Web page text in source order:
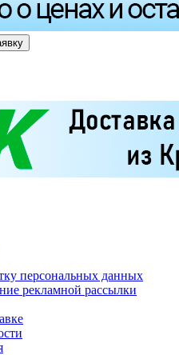
персональных данных
рекламной рассылки